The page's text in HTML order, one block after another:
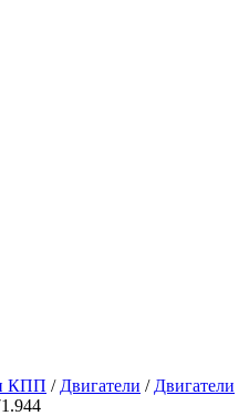
КПП / Двигатели / Двигатели